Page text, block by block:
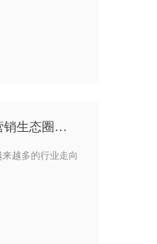
“互联网+”浪潮下，如何建立软文营销生态圈？…
越多的行业走向